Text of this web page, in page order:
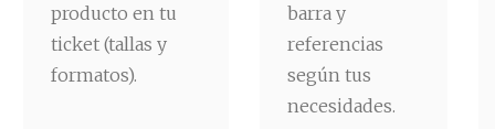
producto en tu
ticket (tallas y
formatos).
barra y
referencias
según tus
necesidades.